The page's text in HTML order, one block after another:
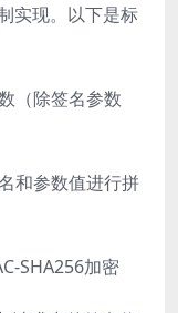
实现。以下是标
（除签名参数
和参数值进行拼
SHA256加密